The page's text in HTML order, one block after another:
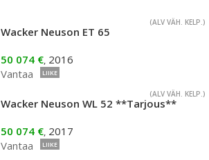
(ALV VÄH. KELP.)
Wacker Neuson ET 65
50 074 €, 2016
Vantaa
LIIKE
(ALV VÄH. KELP.)
Wacker Neuson WL 52 **Tarjous**
50 074 €, 2017
Vantaa
LIIKE